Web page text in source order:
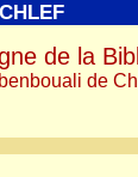
de la
de